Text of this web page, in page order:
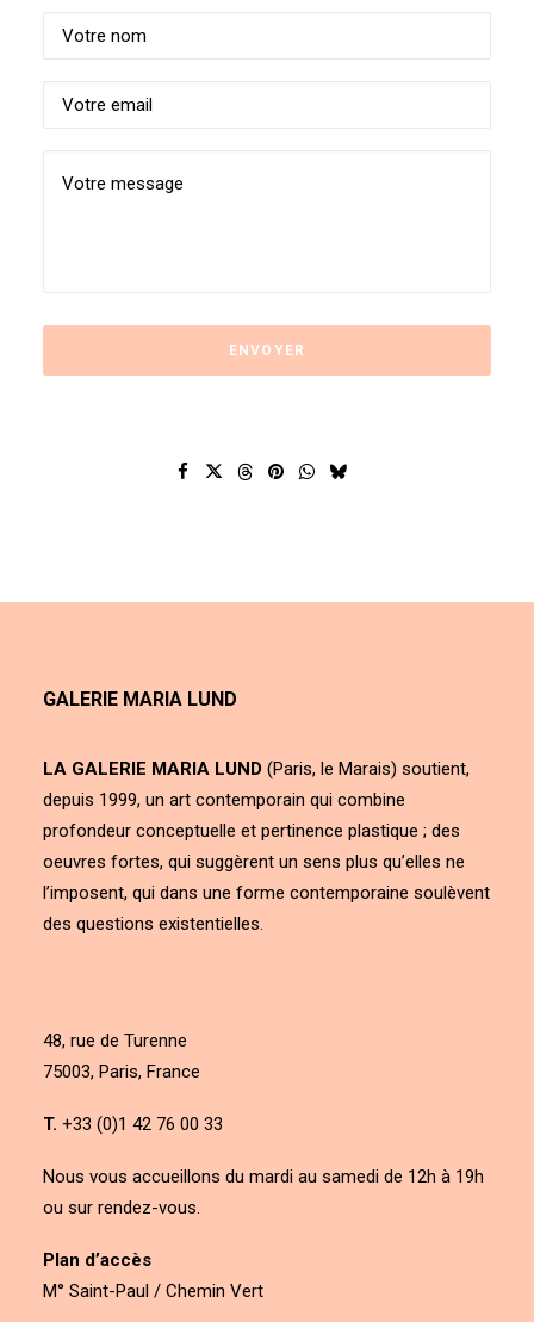
GALERIE MARIA LUND
LA GALERIE MARIA LUND (Paris, le Marais) soutient,
depuis 1999, un art contemporain qui combine
profondeur conceptuelle et pertinence plastique ; des
oeuvres fortes, qui suggèrent un sens plus qu’elles ne
l’imposent, qui dans une forme contemporaine soulèvent
des questions existentielles.
48, rue de Turenne
75003, Paris, France
T. +33 (0)1 42 76 00 33
Nous vous accueillons du mardi au samedi de 12h à 19h
ou sur rendez-vous.
Plan d’accès
M° Saint-Paul / Chemin Vert